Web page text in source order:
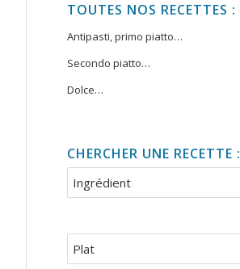
TOUTES NOS RECETTES :
Antipasti, primo piatto…
Secondo piatto…
Dolce…
CHERCHER UNE RECETTE :